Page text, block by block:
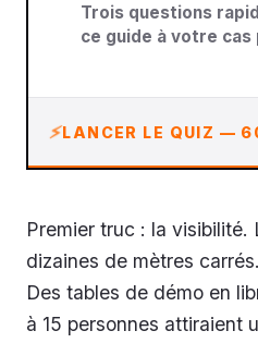
Trois questions
ce guide à votre cas
LANCER LE QUIZ —
Premier truc : la
dizaines de mètres
Des tables de démo en
à 15 personnes attiraient